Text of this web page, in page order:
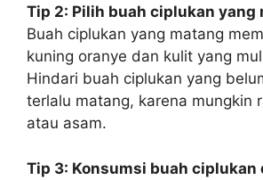
Tip 2: Pilih buah ciplukan yang
Buah ciplukan yang matang
kuning oranye dan kulit yang
Hindari buah ciplukan yang
terlalu matang, karena mungkin
atau asam.
Tip 3: Konsumsi buah ciplukan